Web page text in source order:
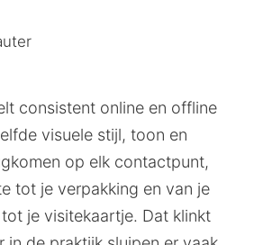
consistent online en offline
visuele stijl, toon en
op elk contactpunt,
tot je verpakking en van je
je visitekaartje. Dat klinkt